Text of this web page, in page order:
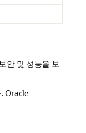
안 및 성능을 보
Oracle